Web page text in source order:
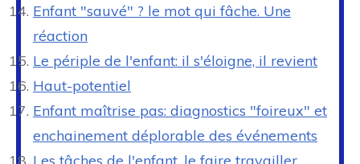
Enfant "sauvé" ? le mot qui fâche. Une
réaction
Le périple de l'enfant: il s'éloigne, il revient
Haut-potentiel
Enfant maîtrise pas: diagnostics "foireux" et
enchainement déplorable des événements
Les tâches de l'enfant, le faire travailler